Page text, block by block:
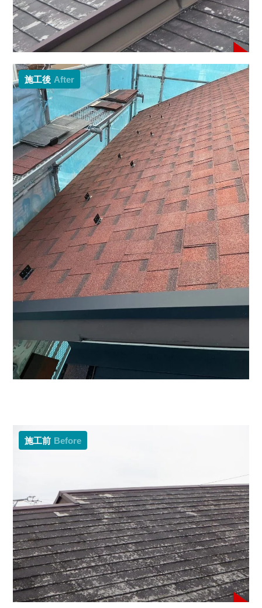
施工後 After
施工前 Before